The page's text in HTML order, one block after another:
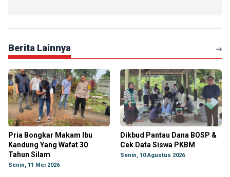
Berita Lainnya
Pria Bongkar Makam Ibu
Kandung Yang Wafat 30
Tahun Silam
Senin, 11 Mei 2026
Dikbud Pantau Dana BOSP &
Cek Data Siswa PKBM
Senin, 10 Agustus 2026